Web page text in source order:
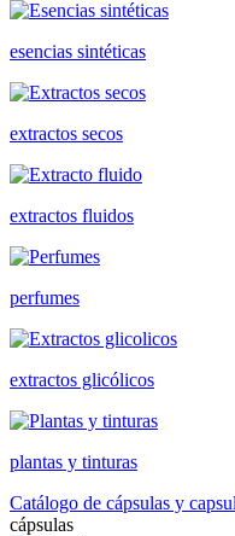
esencias sintéticas
extractos secos
extractos fluidos
perfumes
extractos glicólicos
plantas y tinturas
Catálogo de cápsulas y
cápsulas